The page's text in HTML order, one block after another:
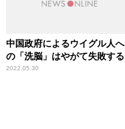
中国政府によるウイグル人へ
の「洗脳」はやがて失敗する
2022.05.30